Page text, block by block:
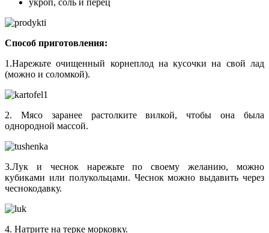
Способ приготовления:
1.Нарежьте очищенный корнеплод на кусочки на свой лад
(можно и соломкой).
2. Мясо заранее растолките вилкой, чтобы она была
однородной массой.
3.Лук и чеснок нарежьте по своему желанию, можно
кубиками или полукольцами. Чеснок можно выдавить через
чеснокодавку.
4. Натрите на терке морковку.